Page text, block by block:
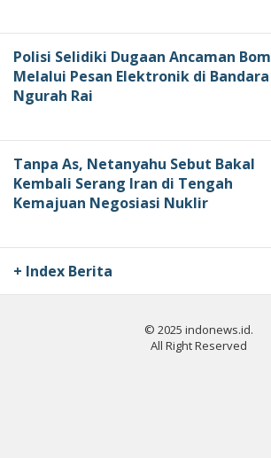
Polisi Selidiki Dugaan Ancaman Bom
Melalui Pesan Elektronik di Bandara
Ngurah Rai
Tanpa As, Netanyahu Sebut Bakal
Kembali Serang Iran di Tengah
Kemajuan Negosiasi Nuklir
+ Index Berita
© 2025 indonews.id.
All Right Reserved